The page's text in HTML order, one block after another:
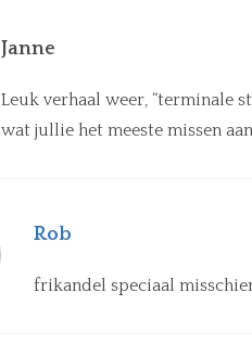
Janne
Leuk verhaal weer, “terminale
wat jullie het meeste missen
Rob
frikandel speciaal